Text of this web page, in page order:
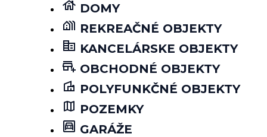
DOMY
REKREAČNÉ OBJEKTY
KANCELÁRSKE OBJEKTY
OBCHODNÉ OBJEKTY
POLYFUNKČNÉ OBJEKTY
POZEMKY
GARÁŽE